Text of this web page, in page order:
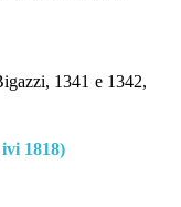
1341 e 1342,
1818)